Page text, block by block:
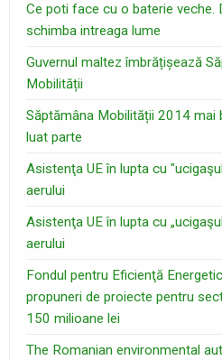
Ce poti face cu o baterie veche.
schimba intreaga lume
Guvernul maltez îmbrățișează
Mobilității
Săptămâna Mobilității 2014 mai
luat parte
Asistenţa UE în lupta cu
aerului
Asistenţa UE în lupta cu
aerului
Fondul pentru Eficienţă
propuneri de proiecte pentru
150 milioane lei
The Romanian environmental